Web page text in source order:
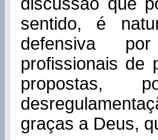
sentido, é
defensiva
profissionais de
propostas,
graças a Deus,